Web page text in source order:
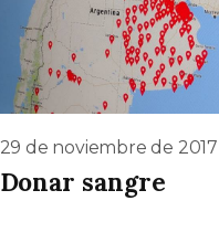
29 de noviembre de 2017
Donar sangre